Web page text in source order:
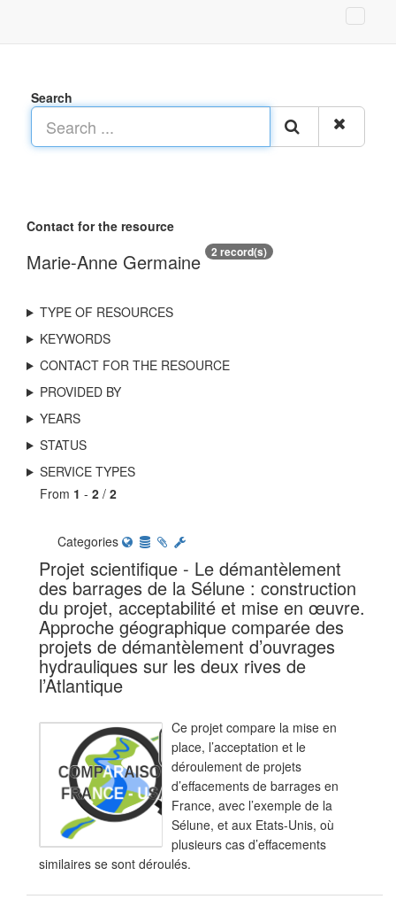
Search
Contact for the resource
Marie-Anne Germaine 2 record(s)
TYPE OF RESOURCES
KEYWORDS
CONTACT FOR THE RESOURCE
PROVIDED BY
YEARS
STATUS
SERVICE TYPES
From 1 - 2 / 2
Categories
Projet scientifique - Le démantèlement
des barrages de la Sélune : construction
du projet, acceptabilité et mise en œuvre.
Approche géographique comparée des
projets de démantèlement d’ouvrages
hydrauliques sur les deux rives de
l’Atlantique
Ce projet compare la mise en
place, l’acceptation et le
déroulement de projets
d’effacements de barrages en
France, avec l’exemple de la
Sélune, et aux Etats-Unis, où
plusieurs cas d’effacements
similaires se sont déroulés.